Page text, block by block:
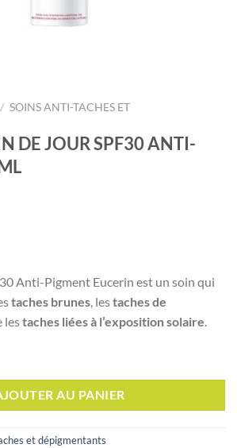
/ SOINS ANTI-TACHES ET
DE JOUR SPF30 ANTI-
Anti-Pigment Eucerin est un soin qui
taches brunes, lestaches de
lestaches liées à l’exposition solaire.
AU PANIER
et dépigmentants